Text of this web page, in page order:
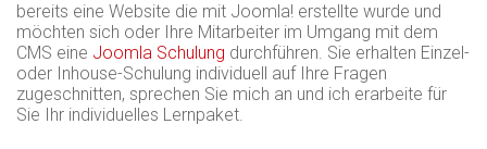
bereits eine Website die mit Joomla! erstellte wurde und
möchten sich oder Ihre Mitarbeiter im Umgang mit dem
CMS eine Joomla Schulung durchführen. Sie erhalten Einzel-
oder Inhouse-Schulung individuell auf Ihre Fragen
zugeschnitten, sprechen Sie mich an und ich erarbeite für
Sie Ihr individuelles Lernpaket.